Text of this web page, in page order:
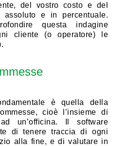
del vostro costo e del
assoluto e in percentuale.
questa indagine
cliente (o operatore) le
è quella della
cioè l’insieme di
un’officina. Il software
di tenere traccia di ogni
alla fine, e di valutare in